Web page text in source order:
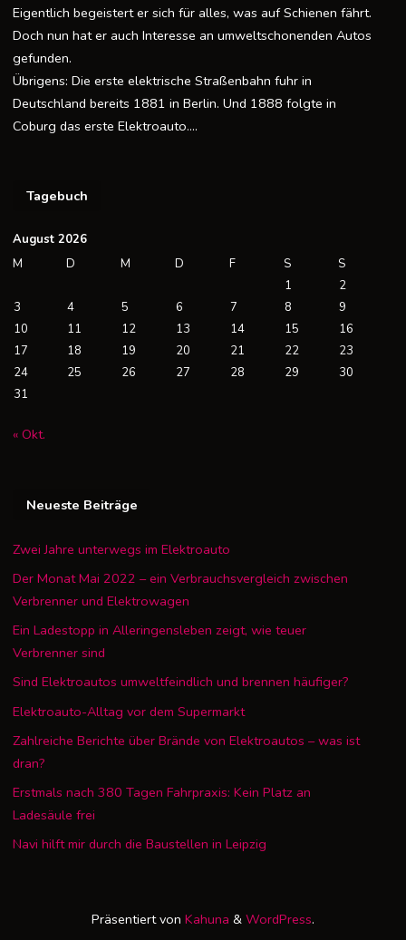
Eigentlich begeistert er sich für alles, was auf Schienen fährt.
Doch nun hat er auch Interesse an umweltschonenden Autos
gefunden.
Übrigens: Die erste elektrische Straßenbahn fuhr in
Deutschland bereits 1881 in Berlin. Und 1888 folgte in
Coburg das erste Elektroauto….
Tagebuch
August 2026
M
D M D F S
S
1
2
3
4 5 6 7 8
9
10
11 12 13 14 15
16
17
18 19 20 21 22
23
24
25 26 27 28 29
30
31
« Okt.
Neueste Beiträge
Zwei Jahre unterwegs im Elektroauto
Der Monat Mai 2022 – ein Verbrauchsvergleich zwischen
Verbrenner und Elektrowagen
Ein Ladestopp in Alleringensleben zeigt, wie teuer
Verbrenner sind
Sind Elektroautos umweltfeindlich und brennen häufiger?
Elektroauto-Alltag vor dem Supermarkt
Zahlreiche Berichte über Brände von Elektroautos – was ist
dran?
Erstmals nach 380 Tagen Fahrpraxis: Kein Platz an
Ladesäule frei
Navi hilft mir durch die Baustellen in Leipzig
Präsentiert von Kahuna & WordPress.